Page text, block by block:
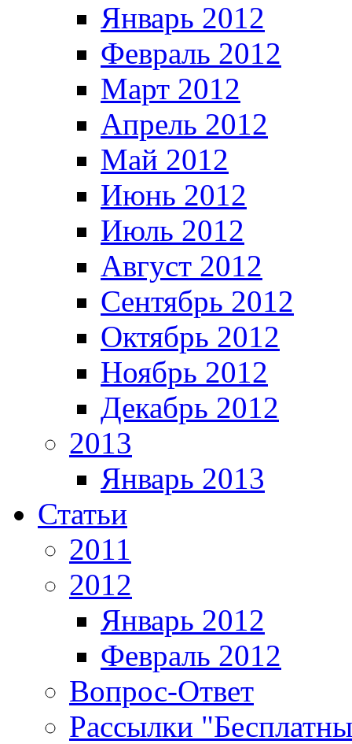
Январь 2012
Февраль 2012
Март 2012
Апрель 2012
Май 2012
Июнь 2012
Июль 2012
Август 2012
Сентябрь 2012
Октябрь 2012
Ноябрь 2012
Декабрь 2012
2013
Январь 2013
Статьи
2011
2012
Январь 2012
Февраль 2012
Вопрос-Ответ
Рассылки